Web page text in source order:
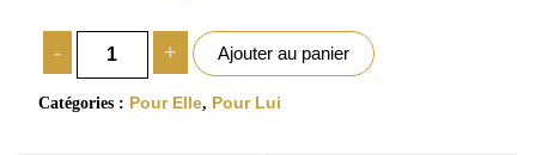
- + Ajouter au panier
Catégories : Pour Elle, Pour Lui